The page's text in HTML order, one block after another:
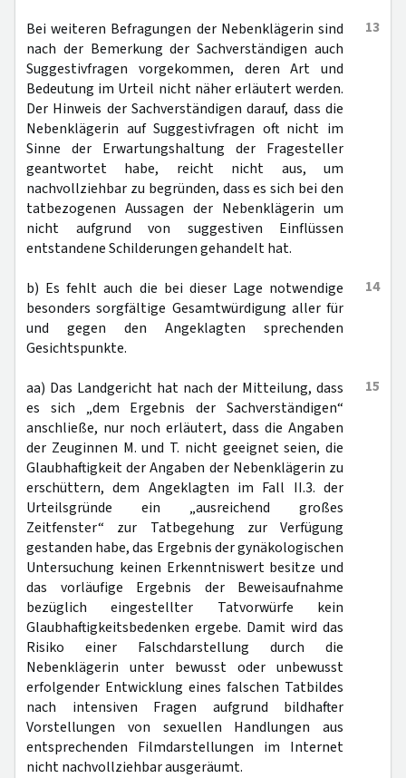
13
Bei weiteren Befragungen der Nebenklägerin sind
nach der Bemerkung der Sachverständigen auch
Suggestivfragen vorgekommen, deren Art und
Bedeutung im Urteil nicht näher erläutert werden.
Der Hinweis der Sachverständigen darauf, dass die
Nebenklägerin auf Suggestivfragen oft nicht im
Sinne der Erwartungshaltung der Fragesteller
geantwortet habe, reicht nicht aus, um
nachvollziehbar zu begründen, dass es sich bei den
tatbezogenen Aussagen der Nebenklägerin um
nicht aufgrund von suggestiven Einflüssen
entstandene Schilderungen gehandelt hat.
14
b) Es fehlt auch die bei dieser Lage notwendige
besonders sorgfältige Gesamtwürdigung aller für
und gegen den Angeklagten sprechenden
Gesichtspunkte.
15
aa) Das Landgericht hat nach der Mitteilung, dass
es sich „dem Ergebnis der Sachverständigen“
anschließe, nur noch erläutert, dass die Angaben
der Zeuginnen M. und T. nicht geeignet seien, die
Glaubhaftigkeit der Angaben der Nebenklägerin zu
erschüttern, dem Angeklagten im Fall II.3. der
Urteilsgründe ein „ausreichend großes
Zeitfenster“ zur Tatbegehung zur Verfügung
gestanden habe, das Ergebnis der gynäkologischen
Untersuchung keinen Erkenntniswert besitze und
das vorläufige Ergebnis der Beweisaufnahme
bezüglich eingestellter Tatvorwürfe kein
Glaubhaftigkeitsbedenken ergebe. Damit wird das
Risiko einer Falschdarstellung durch die
Nebenklägerin unter bewusst oder unbewusst
erfolgender Entwicklung eines falschen Tatbildes
nach intensiven Fragen aufgrund bildhafter
Vorstellungen von sexuellen Handlungen aus
entsprechenden Filmdarstellungen im Internet
nicht nachvollziehbar ausgeräumt.